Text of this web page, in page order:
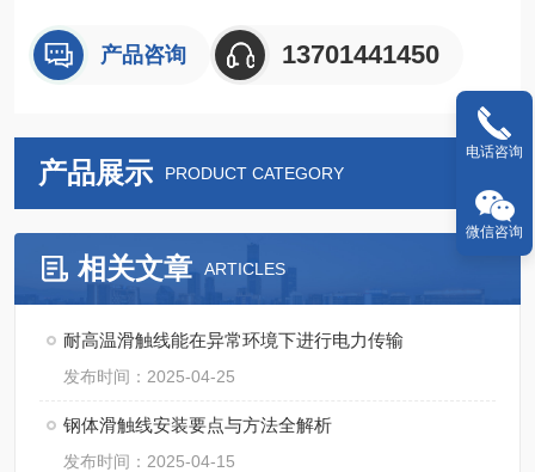
产品咨询 13701441450
产品展示 PRODUCT CATEGORY
相关文章 ARTICLES
耐高温滑触线能在异常环境下进行电力传输
发布时间：2025-04-25
钢体滑触线安装要点与方法全解析​
发布时间：2025-04-15
电话咨询
微信咨询